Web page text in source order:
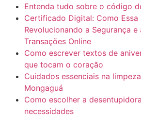
Entenda tudo sobre o código
Certificado Digital: Como Essa
Revolucionando a Segurança e
Transações Online
Como escrever textos de
que tocam o coração
Cuidados essenciais na
Mongaguá
Como escolher a
necessidades